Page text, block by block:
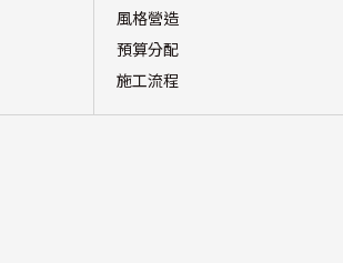
風格營造
預算分配
施工流程